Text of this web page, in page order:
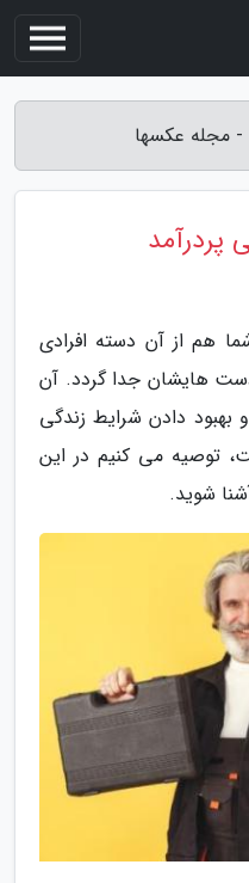
هم از آن دسته افرادی
دست هایشان جدا گردد. آن
دادن شرایط زندگی
توصیه می کنیم در این
شوید.